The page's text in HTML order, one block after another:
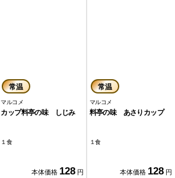
常温
マルコメ
カップ料亭の味 しじみ
１食
本体価格 128 円
常温
マルコメ
料亭の味 あさりカップ
１食
本体価格 128 円